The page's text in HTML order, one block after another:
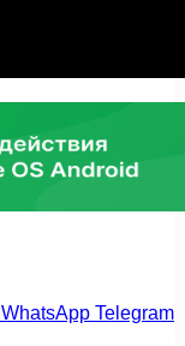
WhatsApp Telegram